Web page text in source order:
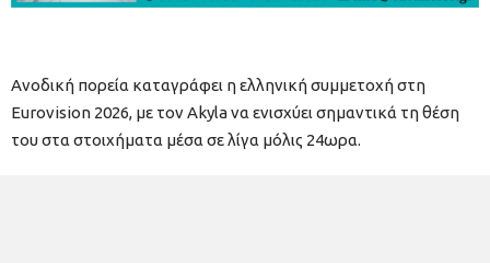
Ανοδική πορεία καταγράφει η ελληνική συμμετοχή στη
Eurovision 2026, με τον Akyla να ενισχύει σημαντικά τη θέση
του στα στοιχήματα μέσα σε λίγα μόλις 24ωρα.